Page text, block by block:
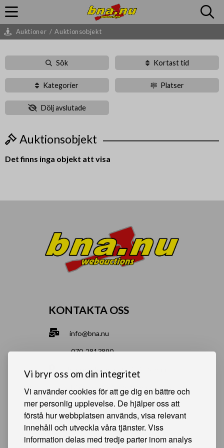
Vi bryr oss om din integritet
Vi använder cookies för att ge dig en bättre och
mer personlig upplevelse. De hjälper oss att
förstå hur webbplatsen används, visa relevant
innehåll och utveckla våra tjänster. Viss
information delas med tredje parter inom analys
Auktioner / Auktionsobjekt
Sök Kortast tid
Kategorier Platser
Dölj avslutade
Auktionsobjekt
Det finns inga objekt att visa
KONTAKTA OSS
info@bna.nu
070-2813890
Norrgårdsgatan 9a, 686 35 Sunne
Bjälverud 540, 68693 Sunne
HJÄLPSAMMA SIDOR
Något du vill sälja?